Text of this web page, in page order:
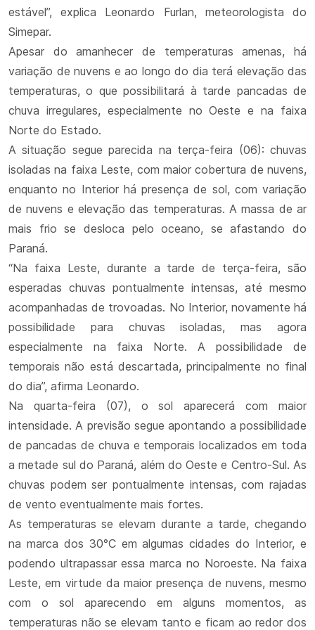
estável”, explica Leonardo Furlan, meteorologista do
Simepar.
Apesar do amanhecer de temperaturas amenas, há
variação de nuvens e ao longo do dia terá elevação das
temperaturas, o que possibilitará à tarde pancadas de
chuva irregulares, especialmente no Oeste e na faixa
Norte do Estado.
A situação segue parecida na terça-feira (06): chuvas
isoladas na faixa Leste, com maior cobertura de nuvens,
enquanto no Interior há presença de sol, com variação
de nuvens e elevação das temperaturas. A massa de ar
mais frio se desloca pelo oceano, se afastando do
Paraná.
“Na faixa Leste, durante a tarde de terça-feira, são
esperadas chuvas pontualmente intensas, até mesmo
acompanhadas de trovoadas. No Interior, novamente há
possibilidade para chuvas isoladas, mas agora
especialmente na faixa Norte. A possibilidade de
temporais não está descartada, principalmente no final
do dia”, afirma Leonardo.
Na quarta-feira (07), o sol aparecerá com maior
intensidade. A previsão segue apontando a possibilidade
de pancadas de chuva e temporais localizados em toda
a metade sul do Paraná, além do Oeste e Centro-Sul. As
chuvas podem ser pontualmente intensas, com rajadas
de vento eventualmente mais fortes.
As temperaturas se elevam durante a tarde, chegando
na marca dos 30°C em algumas cidades do Interior, e
podendo ultrapassar essa marca no Noroeste. Na faixa
Leste, em virtude da maior presença de nuvens, mesmo
com o sol aparecendo em alguns momentos, as
temperaturas não se elevam tanto e ficam ao redor dos